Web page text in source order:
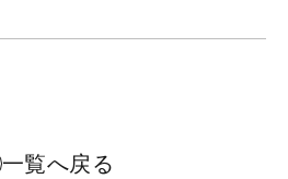
一覧へ戻る